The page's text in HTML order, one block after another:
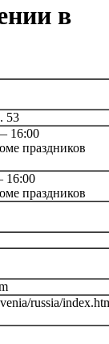
в
53
16:00
праздников
16:00
праздников
russia/